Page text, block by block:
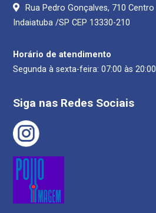
Rua Pedro Gonçalves, 710 Centro
Indaiatuba /SP CEP 13330-210
Horário de atendimento
Segunda à sexta-feira: 07:00 às 20:00
Siga nas Redes Sociais